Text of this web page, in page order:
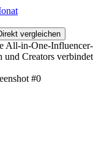
vergleichen
All-in-One-
und Creators